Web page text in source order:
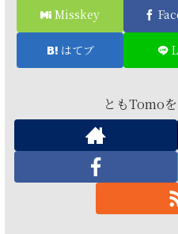
Misskey
はてブ
ともTomo